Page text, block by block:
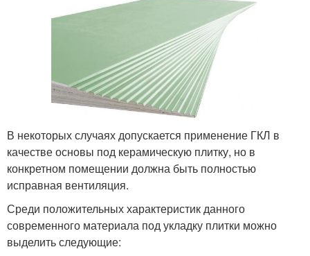
В некоторых случаях допускается применение ГКЛ в
качестве основы под керамическую плитку, но в
конкретном помещении должна быть полностью
исправная вентиляция.
Среди положительных характеристик данного
современного материала под укладку плитки можно
выделить следующие: